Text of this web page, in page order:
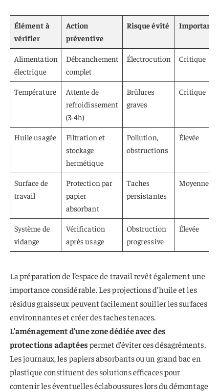
Élément à
vérifier
Action
préventive
Risque évité Importance
Alimentation
électrique
Débranchement
complet
Électrocution Critique
Température
Attente de
refroidissement
(3-4h)
Brûlures
graves
Critique
Huile usagée
Filtration et
stockage
hermétique
Pollution,
obstructions
Élevée
Surface de
travail
Protection par
papier
absorbant
Taches
persistantes
Moyenne
Système de
vidange
Vérification
après usage
Obstruction
progressive
Élevée
La préparation de l’espace de travail revêt également une
importance considérable. Les projections d’huile et les
résidus graisseux peuvent facilement souiller les surfaces
environnantes et créer des taches tenaces.
L’aménagement d’une zone dédiée avec des
protections adaptéespermet d’éviter ces désagréments.
Les journaux, les papiers absorbants ou un grand bac en
plastique constituent des solutions efficaces pour
contenir les éventuelles éclaboussures lors du démontage